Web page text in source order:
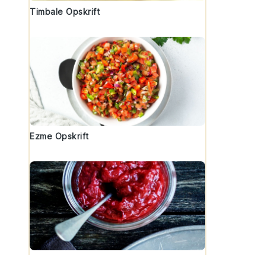
Timbale Opskrift
Ezme Opskrift